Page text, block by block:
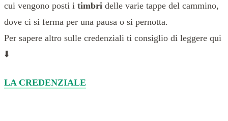
cui vengono posti i timbri delle varie tappe del cammino,
dove ci si ferma per una pausa o si pernotta.
Per sapere altro sulle credenziali ti consiglio di leggere qui
⬇️
LA CREDENZIALE